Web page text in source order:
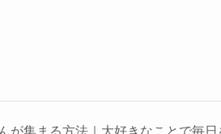
が集まる方法｜大好きなことで毎